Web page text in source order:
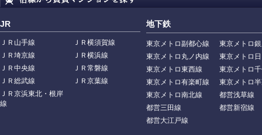
JR
ＪＲ山手線
ＪＲ横須賀線
ＪＲ埼京線
ＪＲ横浜線
ＪＲ中央線
ＪＲ常磐線
ＪＲ総武線
ＪＲ京葉線
ＪＲ京浜東北・根岸
線
地下鉄
東京メトロ副都心線
東京メトロ
東京メトロ丸ノ内線
東京メトロ
東京メトロ東西線
東京メトロ
東京メトロ有楽町線
東京メトロ
東京メトロ南北線
都営浅草線
都営三田線
都営新宿線
都営大江戸線